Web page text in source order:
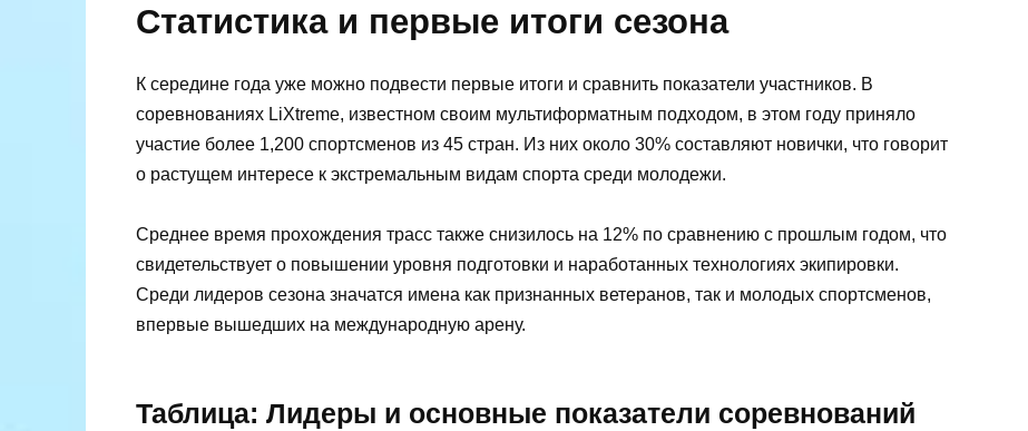
Статистика и первые итоги сезона
К середине года уже можно подвести первые итоги и сравнить показатели участников. В
соревнованиях LiXtreme, известном своим мультиформатным подходом, в этом году приняло
участие более 1,200 спортсменов из 45 стран. Из них около 30% составляют новички, что говорит
о растущем интересе к экстремальным видам спорта среди молодежи.
Среднее время прохождения трасс также снизилось на 12% по сравнению с прошлым годом, что
свидетельствует о повышении уровня подготовки и наработанных технологиях экипировки.
Среди лидеров сезона значатся имена как признанных ветеранов, так и молодых спортсменов,
впервые вышедших на международную арену.
Таблица: Лидеры и основные показатели соревнований